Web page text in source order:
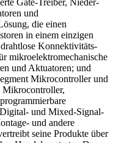
und
die einen
in einem einzigen
Konnektivitäts-
mikroelektromechanische
und Aktuatoren; und
Mikrocontroller und
Mikrocontroller,
und Mixed-Signal-
und andere
seine Produkte über